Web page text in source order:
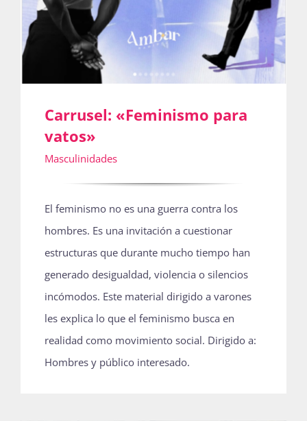
Bienvenida generación 2027-1
Carrusel: «Feminismo para
vatos»
Masculinidades
El feminismo no es una guerra contra los
hombres. Es una invitación a cuestionar
estructuras que durante mucho tiempo han
generado desigualdad, violencia o silencios
incómodos. Este material dirigido a varones
les explica lo que el feminismo busca en
realidad como movimiento social. Dirigido a:
Hombres y público interesado.